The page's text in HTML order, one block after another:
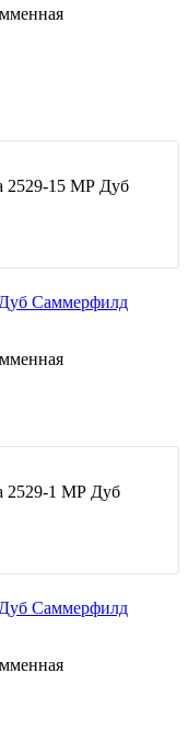
2529-15 МР Дуб
Саммерфилд
2529-1 МР Дуб
Саммерфилд